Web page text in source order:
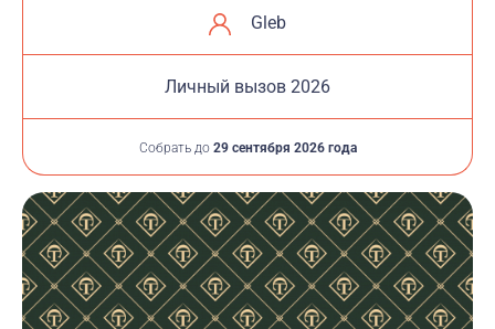
Gleb
Личный вызов 2026
Собрать до 29 сентября 2026 года